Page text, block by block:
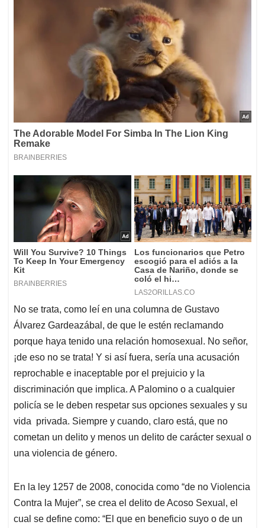
No se trata, como leí en una columna de Gustavo
Álvarez Gardeazábal, de que le estén reclamando
porque haya tenido una relación homosexual. No señor,
¡de eso no se trata! Y si así fuera, sería una acusación
reprochable e inaceptable por el prejuicio y la
discriminación que implica. A Palomino o a cualquier
policía se le deben respetar sus opciones sexuales y su
vida privada. Siempre y cuando, claro está, que no
cometan un delito y menos un delito de carácter sexual o
una violencia de género.
En la ley 1257 de 2008, conocida como “de no Violencia
Contra la Mujer”, se crea el delito de Acoso Sexual, el
cual se define como: “El que en beneficio suyo o de un